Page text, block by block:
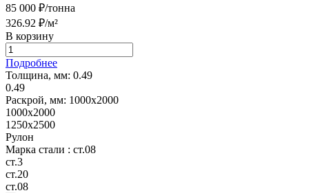
85 000 ₽/тонна
326.92 ₽/м²
В корзину
Подробнее
Толщина, мм: 0.49
0.49
Раскрой, мм: 1000х2000
1000х2000
1250х2500
Рулон
Марка стали : ст.08
ст.3
ст.20
ст.08